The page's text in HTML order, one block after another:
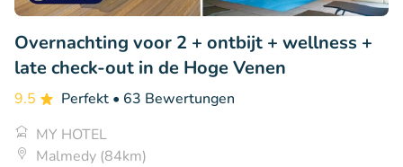
Overnachting voor 2 + ontbijt + wellness +
late check-out in de Hoge Venen
9.5 Perfekt • 63 Bewertungen
MY HOTEL
Malmedy (84km)